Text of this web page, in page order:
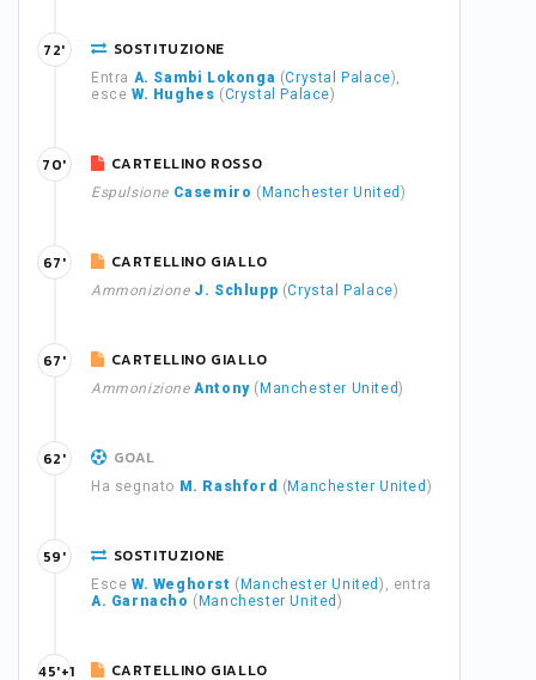
SOSTITUZIONE
Entra A. Sambi Lokonga (Crystal Palace),
esce W. Hughes (Crystal Palace)
72'
CARTELLINO ROSSO
Espulsione Casemiro ( Manchester United )
70'
CARTELLINO GIALLO
Ammonizione J. Schlupp (Crystal Palace)
67'
CARTELLINO GIALLO
Ammonizione Antony( Manchester United)
67'
GOAL
Ha segnato M. Rashford ( Manchester United )
62'
SOSTITUZIONE
Esce W. Weghorst ( Manchester United), entra
A. Garnacho ( Manchester United)
59'
CARTELLINO GIALLO
45'+1